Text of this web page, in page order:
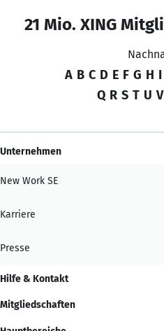
21 Mio. XING
A B C D E F G H I
Q R S T U V
Unternehmen
New Work SE
Karriere
Presse
Hilfe & Kontakt
Mitgliedschaften